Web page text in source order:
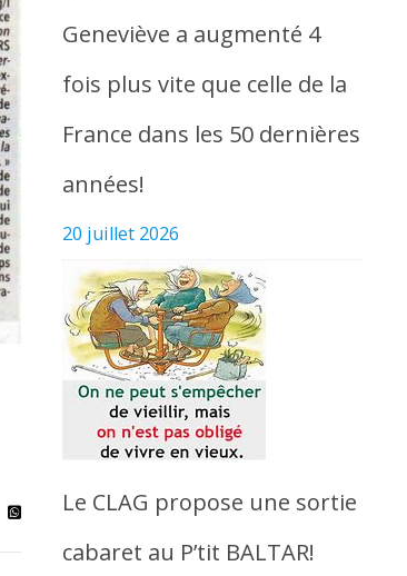
Geneviève a augmenté 4
fois plus vite que celle de la
France dans les 50 dernières
années!
20 juillet 2026
Le CLAG propose une sortie
cabaret au P’tit BALTAR!